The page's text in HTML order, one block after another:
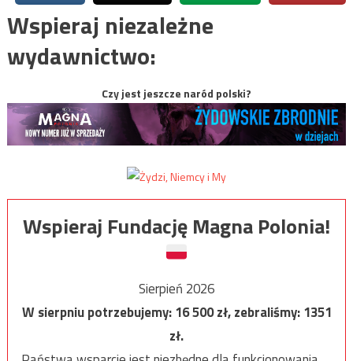
Wspieraj niezależne
wydawnictwo:
Czy jest jeszcze naród polski?
Wspieraj Fundację Magna Polonia!
Sierpień 2026
W sierpniu potrzebujemy:16 500zł, zebraliśmy:1351
zł.